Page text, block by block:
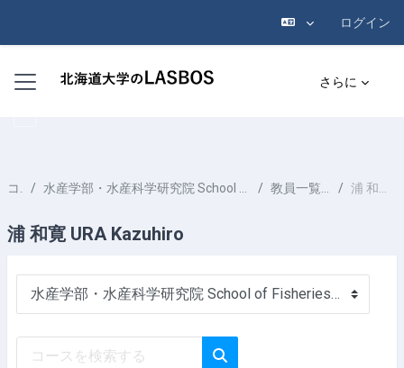
ログイン
サイドパネル さらに
コース 水産学部・水産科学研究院 School of Fisheries Sciences & Faculty of Fisheries Sciences 教員一覧 List of Professors 浦 和寛 URA Kazuhiro
浦 和寛 URA Kazuhiro
コースカテゴリ